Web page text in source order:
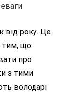
від року. Це
тим, що
про
з тими
володарі